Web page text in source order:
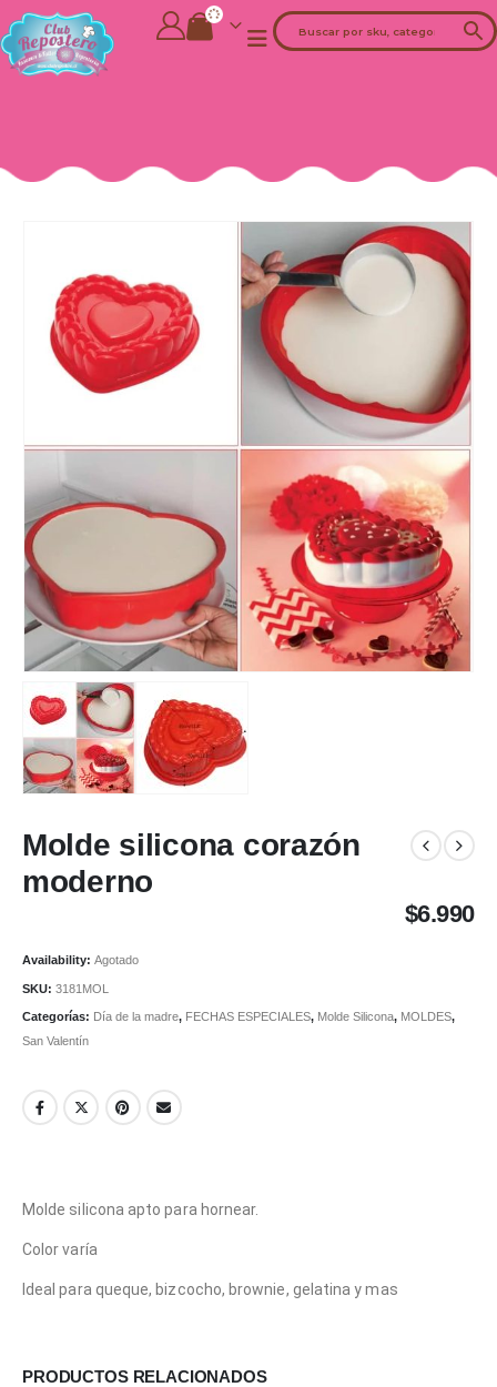
Molde silicona corazón
moderno
$6.990
Availability: Agotado
SKU: 3181MOL
Categorías: Día de la madre, FECHAS ESPECIALES, Molde Silicona, MOLDES,
San Valentín
Molde silicona apto para hornear.
Color varía
Ideal para queque, bizcocho, brownie, gelatina y mas
PRODUCTOS RELACIONADOS